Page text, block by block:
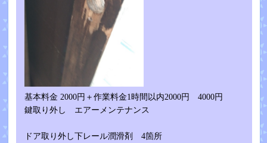
基本料金 2000円＋作業料金1時間以内2000円 4000円
鍵取り外し エアーメンテナンス
ドア取り外し下レール潤滑剤 4箇所